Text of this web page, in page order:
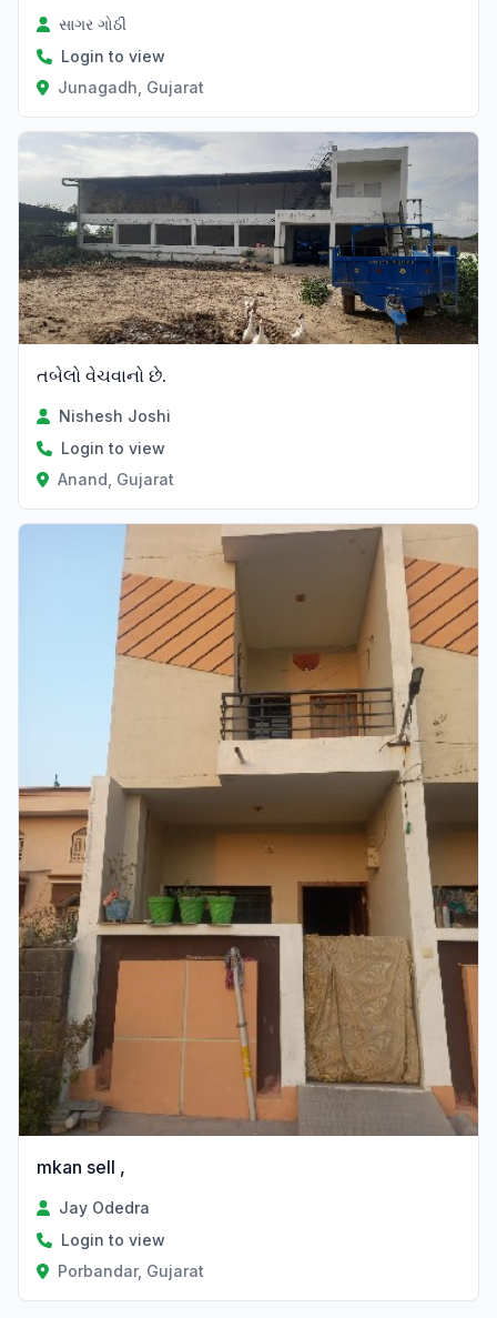
સાગર ગોઠી
Login to view
Junagadh, Gujarat
તબેલો વેચવાનો છે.
Nishesh Joshi
Login to view
Anand, Gujarat
mkan sell ,
Jay Odedra
Login to view
Porbandar, Gujarat